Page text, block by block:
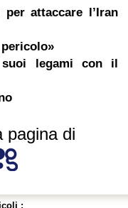
attaccare l’Iran
legami con il
pagina di
: